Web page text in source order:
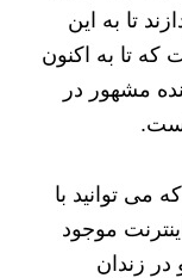
تا به این
که تا به اکنون
مشهور در
می‌ توانید با
موجود
در زندان